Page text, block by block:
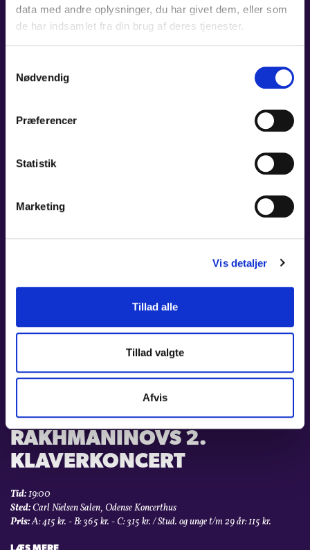
data med andre oplysninger, du har givet dem, eller som
de har indsamlet fra din brug af deres tjenester.
Nødvendig
Præferencer
Statistik
Marketing
Vis detaljer
Tillad alle
Tillad valgte
Afvis
MÁ VLAST &
RAKHMANINOVS 2.
KLAVERKONCERT
Tid:19:00
Sted:Carl Nielsen Salen, Odense Koncerthus
Pris:A: 415 kr. - B: 365 kr. - C: 315 kr. / Stud. og unge t/m 29 år: 115 kr.